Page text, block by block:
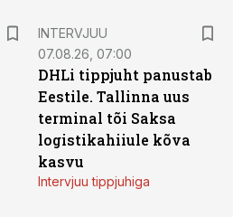
INTERVJUU
07.08.26, 07:00
DHLi tippjuht panustab
Eestile. Tallinna uus
terminal tõi Saksa
logistikahiiule kõva
kasvu
Intervjuu tippjuhiga